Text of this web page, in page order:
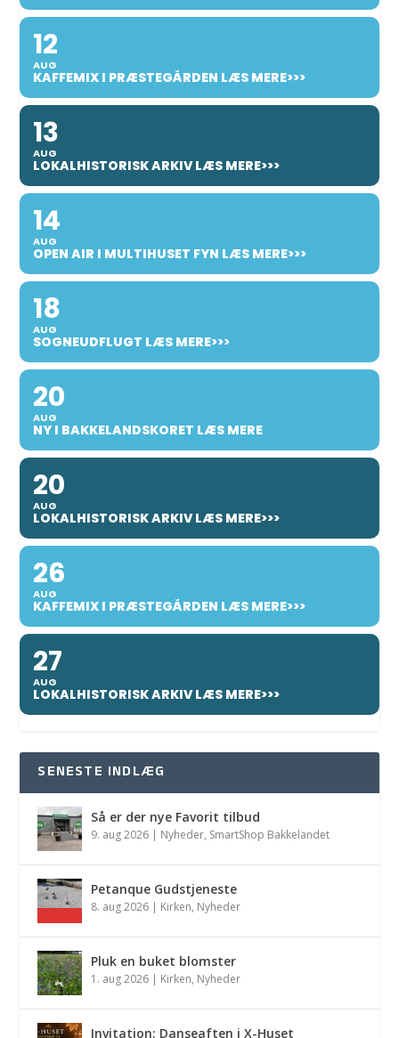
12
AUG
KAFFEMIX I PRÆSTEGÅRDEN LÆS MERE>>>
13
AUG
LOKALHISTORISK ARKIV LÆS MERE>>>
14
AUG
OPEN AIR I MULTIHUSET FYN LÆS MERE>>>
18
AUG
SOGNEUDFLUGT LÆS MERE>>>
20
AUG
NY I BAKKELANDSKORET LÆS MERE
20
AUG
LOKALHISTORISK ARKIV LÆS MERE>>>
26
AUG
KAFFEMIX I PRÆSTEGÅRDEN LÆS MERE>>>
27
AUG
LOKALHISTORISK ARKIV LÆS MERE>>>
SENESTE INDLÆG
Så er der nye Favorit tilbud
9. aug 2026 | Nyheder, SmartShop Bakkelandet
Petanque Gudstjeneste
8. aug 2026 | Kirken, Nyheder
Pluk en buket blomster
1. aug 2026 | Kirken, Nyheder
Invitation: Danseaften i X-Huset